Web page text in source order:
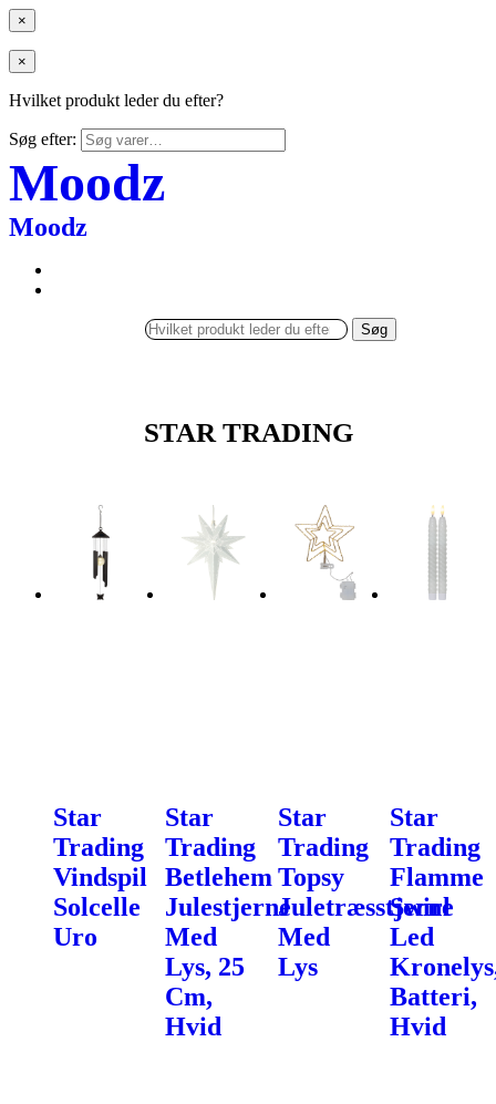
×
×
Hvilket produkt leder du efter?
Søg efter:
Moodz
Moodz
Søg
STAR TRADING
Star
Trading
Vindspil
Solcelle
Uro
Star
Trading
Betlehem
Julestjerne
Med
Lys, 25
Cm,
Hvid
Star
Trading
Topsy
Juletræsstjerne
Med
Lys
Star
Trading
Flamme
Swirl
Led
Batteri,
Hvid